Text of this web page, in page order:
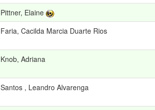
Pittner, Elaine
Faria, Cacilda Marcia Duarte Rios
Knob, Adriana
Santos , Leandro Alvarenga